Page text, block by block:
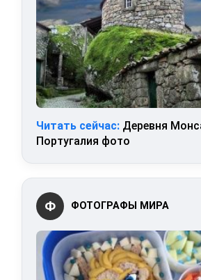
Читать сейчас: Деревня
Португалия фото
Ф ФОТОГРАФЫ МИРА